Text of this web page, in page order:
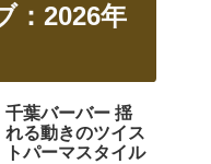
：2026年
千葉バーバー 揺
れる動きのツイス
トパーマスタイル